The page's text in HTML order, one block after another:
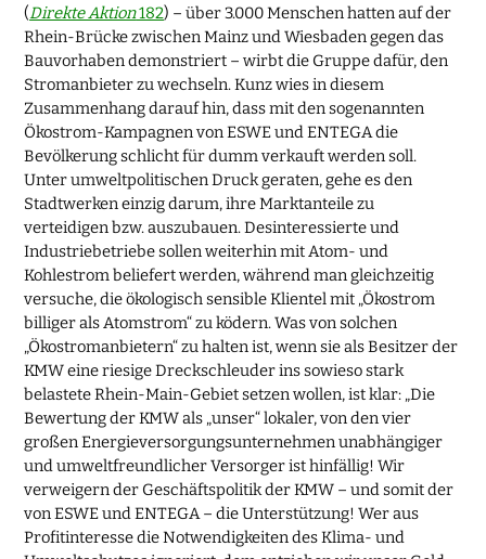
(Direkte Aktion182) – über 3.000 Menschen hatten auf der
Rhein-Brücke zwischen Mainz und Wiesbaden gegen das
Bauvorhaben demonstriert – wirbt die Gruppe dafür, den
Stromanbieter zu wechseln. Kunz wies in diesem
Zusammenhang darauf hin, dass mit den sogenannten
Ökostrom-Kampagnen von ESWE und ENTEGA die
Bevölkerung schlicht für dumm verkauft werden soll.
Unter umweltpolitischen Druck geraten, gehe es den
Stadtwerken einzig darum, ihre Marktanteile zu
verteidigen bzw. auszubauen. Desinteressierte und
Industriebetriebe sollen weiterhin mit Atom- und
Kohlestrom beliefert werden, während man gleichzeitig
versuche, die ökologisch sensible Klientel mit „Ökostrom
billiger als Atomstrom“ zu ködern. Was von solchen
„Ökostromanbietern“ zu halten ist, wenn sie als Besitzer der
KMW eine riesige Dreckschleuder ins sowieso stark
belastete Rhein-Main-Gebiet setzen wollen, ist klar: „Die
Bewertung der KMW als „unser“ lokaler, von den vier
großen Energieversorgungsunternehmen unabhängiger
und umweltfreundlicher Versorger ist hinfällig! Wir
verweigern der Geschäftspolitik der KMW – und somit der
von ESWE und ENTEGA – die Unterstützung! Wer aus
Profitinteresse die Notwendigkeiten des Klima- und